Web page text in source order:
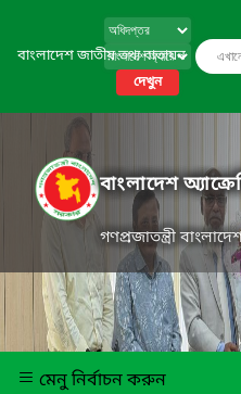
বাংলাদেশ জাতীয় তথ্য বাতায়ন
দেখুন
বাংলাদেশ
গণপ্রজাতন্ত্রী
মেনু নির্বাচন করুন